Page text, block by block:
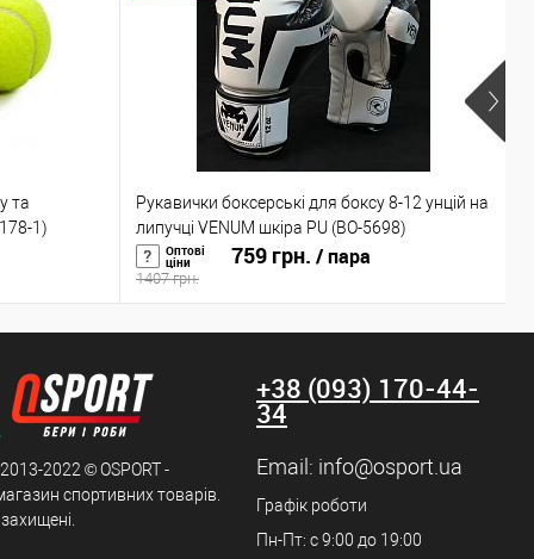
та
1)
Рукавички боксерські для боксу 8-12 унцій на
липучці VENUM шкіра PU (BO-5698)
Оптові
ціни 759 грн. / пара
1407 грн.
2022 © OSPORT -
спортивних товарів.
+38 (093) 170-44-
34
Email: info@osport.ua
Графік роботи
Пн-Пт: с 9:00 до 19:00